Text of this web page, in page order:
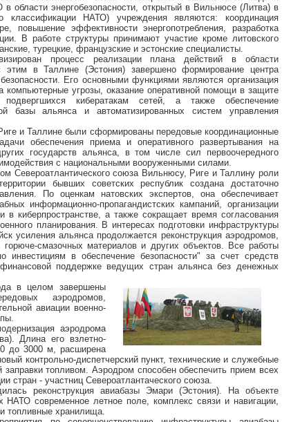
области энергобезопасности, открытый в Вильнюсе (Литва) в
классификации НАТО) учреждения являются: координация
повышение эффективности энергопотребления, разработка
В работе структуры принимают участие кроме литовского
турецкие, французские и эстонские специалисты.
процесс реализации плана действий в области
этим в Таллине (Эстония) завершено формирование центра
Его основными функциями являются организация
компьютерные угрозы, оказание оперативной помощи в защите
подвергшихся кибератакам сетей, а также обеспечение
базы альянса и автоматизированных систем управления
и Таллине были сформированы передовые координационные
обеспечения приема и оперативного развертывания на
государств альянса, в том числе сил первоочередного
с национальными вооруженными силами.
Североатлантического союза Вильнюсу, Риге и Таллину роли
бывших советских республик создана достаточно
По оценкам натовских экспертов, она обеспечивает
информационно-пропагандистских кампаний, организации
в киберпространстве, а также сокращает время согласования
планирования. В интересах подготовки инфраструктуры
усиления альянса продолжается реконструкция аэродромов,
смазочных материалов и других объектов. Все работы
в обеспечение безопасности" за счет средств
поддержке ведущих стран альянса без денежных
в целом завершены
аэродромов,
авиации военно-
аэродрома
Длина его взлетно-
до 3000 м, расширена
контрольно-диспетчерский пункт, технические и служебные
топливом. Аэродром способен обеспечить прием всех
стран - участниц Североатлантаческого союза.
реконструкция авиабазы Эмари (Эстония). На объекте
НАТО современное летное поле, комплекс связи и навигации,
топливные хранилища.